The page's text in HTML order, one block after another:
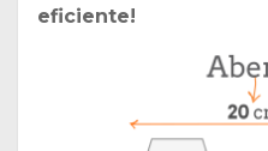
eficiente!